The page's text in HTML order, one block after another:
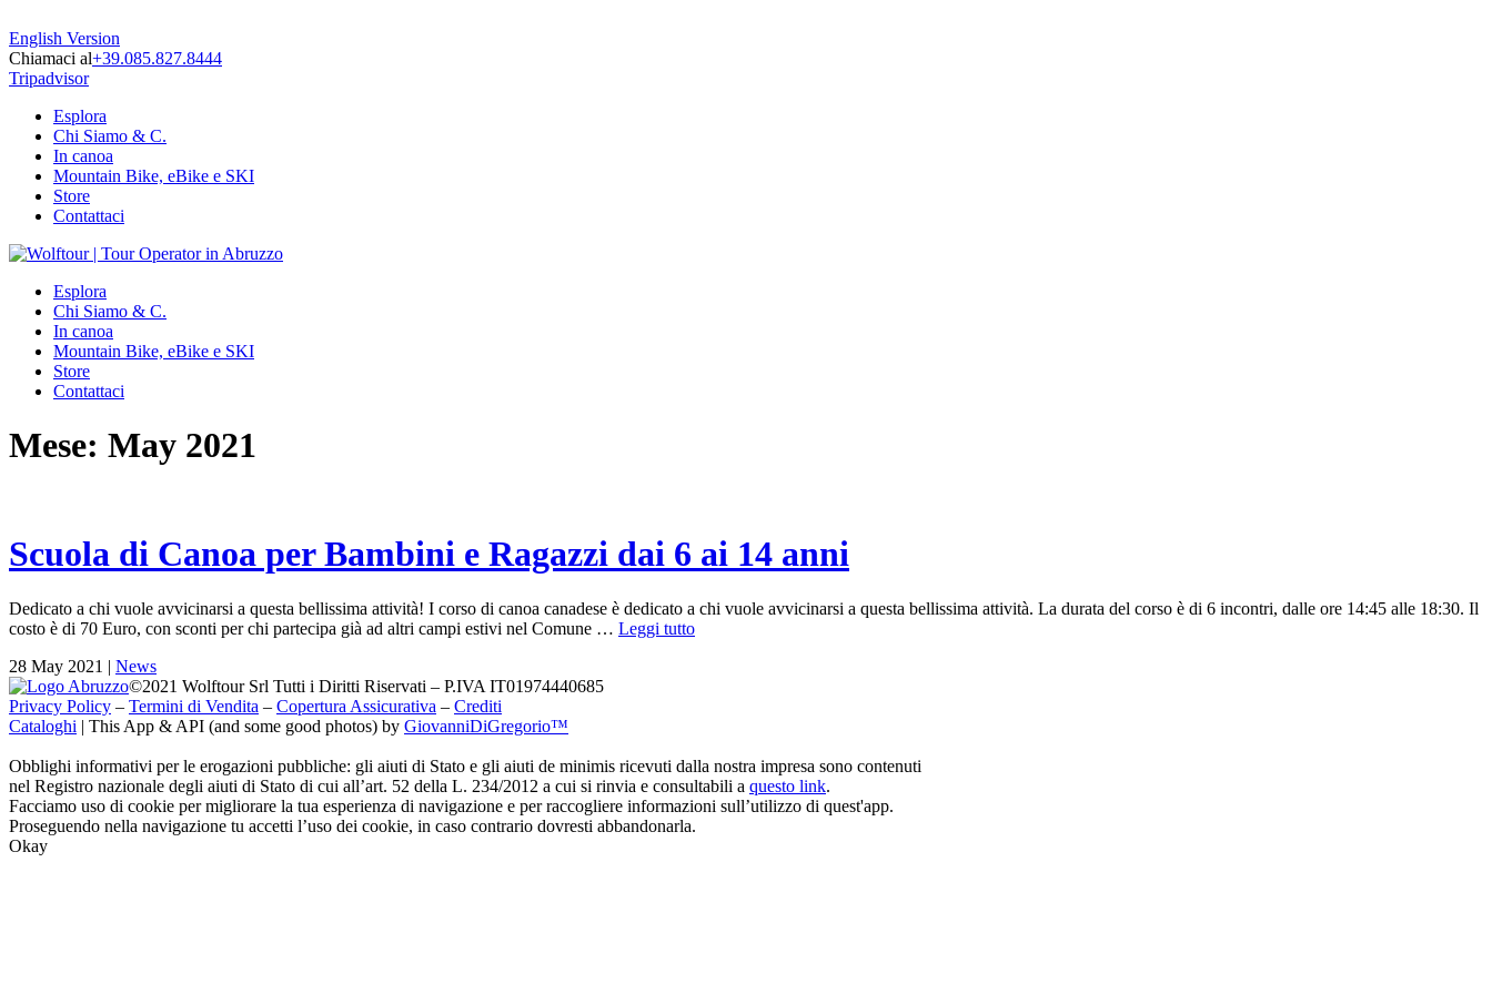
English Version
Chiamaci al+39.085.827.8444
Tripadvisor
Esplora
Chi Siamo & C.
In canoa
Mountain Bike, eBike e SKI
Store
Contattaci
Esplora
Chi Siamo & C.
In canoa
Mountain Bike, eBike e SKI
Store
Contattaci
Mese: May 2021
Scuola di Canoa per Bambini e Ragazzi dai 6 ai 14 anni
Dedicato a chi vuole avvicinarsi a questa bellissima attività! I corso di canoa canadese è dedicato a chi vuole avvicinarsi a questa bellissima attività. La durata del corso è di 6 incontri, dalle ore 14:45 alle 18:30. Il
costo è di 70 Euro, con sconti per chi partecipa già ad altri campi estivi nel Comune … Leggi tutto“Scuola
dai
6
ai
14
28 May 2021 | News
©2021 Wolftour Srl Tutti i Diritti Riservati – P.IVA IT01974440685
Privacy Policy – Termini di Vendita – Copertura Assicurativa – Crediti
Cataloghi | This App & API (and some good photos) by GiovanniDiGregorio™
Obblighi informativi per le erogazioni pubbliche: gli aiuti di Stato e gli aiuti de minimis ricevuti dalla nostra impresa sono contenuti
nel Registro nazionale degli aiuti di Stato di cui all’art. 52 della L. 234/2012 a cui si rinvia e consultabili a questo link.
Facciamo uso di cookie per migliorare la tua esperienza di navigazione e per raccogliere informazioni sull’utilizzo di quest'app.
Proseguendo nella navigazione tu accetti l’uso dei cookie, in caso contrario dovresti abbandonarla.
Okay